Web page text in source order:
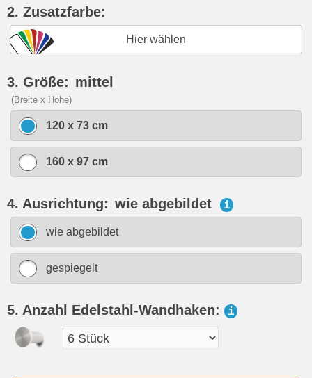
2. Zusatzfarbe:
Hier wählen
3. Größe: mittel
(Breite x Höhe)
120 x 73 cm
160 x 97 cm
4. Ausrichtung: wie abgebildet i
wie abgebildet
gespiegelt
5. Anzahl Edelstahl-Wandhaken: i